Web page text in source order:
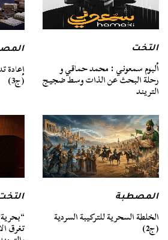
التخت
ألبوم سمعوني : محمد حماقي و
رحلة البحث عن الذات وسط ضجيج
التريند
إعادة
(ج3)
المصطبة
الخلطة السحرية للتركيبة السردية
(ج2) تغرق